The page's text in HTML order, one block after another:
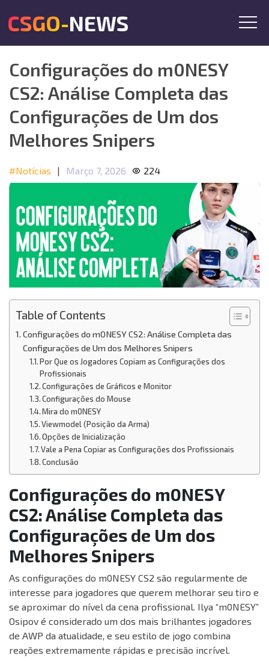
CSGO-NEWS
Configurações do m0NESY
CS2: Análise Completa das
Configurações de Um dos
Melhores Snipers
#Notícias | Março 7, 2026 224
Table of Contents
Configurações do m0NESY CS2: Análise Completa das
Configurações de Um dos Melhores Snipers
Por Que os Jogadores Copiam as Configurações dos
Profissionais
Configurações de Gráficos e Monitor
Configurações do Mouse
Mira do m0NESY
Viewmodel (Posição da Arma)
Opções de Inicialização
Vale a Pena Copiar as Configurações dos Profissionais
Conclusão
Configurações do m0NESY
CS2: Análise Completa das
Configurações de Um dos
Melhores Snipers
As configurações do m0NESY CS2 são regularmente de
interesse para jogadores que querem melhorar seu tiro e
se aproximar do nível da cena profissional. Ilya “m0NESY”
Osipov é considerado um dos mais brilhantes jogadores
de AWP da atualidade, e seu estilo de jogo combina
reações extremamente rápidas e precisão incrível.